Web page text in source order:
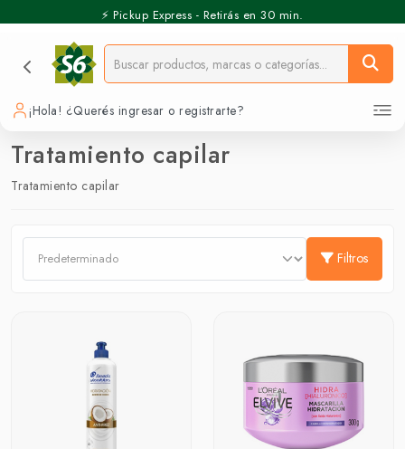
⚡️ Pickup Express - Retirás en 30 min.
¡Hola! ¿Querés ingresar o registrarte?
Tratamiento capilar
Tratamiento capilar
Filtros